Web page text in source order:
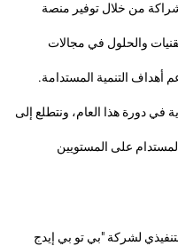
من خلال توفير منصة
والحلول في مجالات
أهداف التنمية المستدامة.
في دورة هذا العام، ونتطلع إلى
على المستويين
لشركة "بي تو بي إيدج